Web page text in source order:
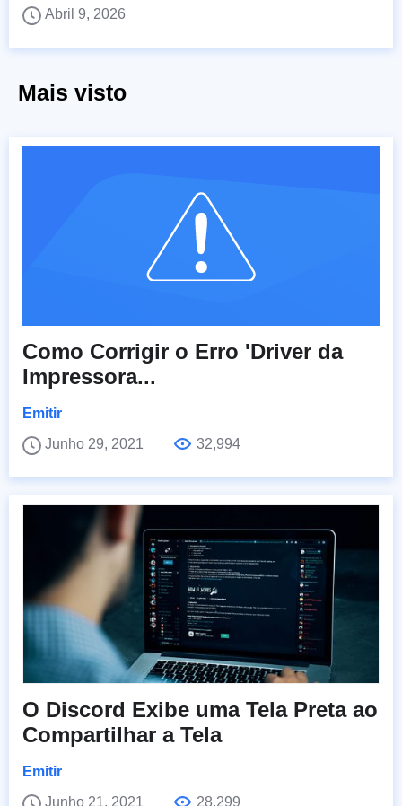
Abril 9, 2026
Mais visto
Como Corrigir o Erro 'Driver da
Impressora...
Emitir
Junho 29, 2021
32,994
O Discord Exibe uma Tela Preta ao
Compartilhar a Tela
Emitir
Junho 21, 2021
28,299